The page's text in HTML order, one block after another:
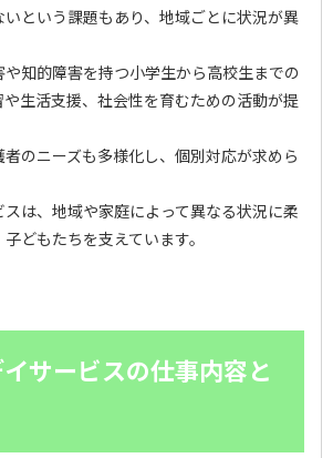
という課題もあり、地域ごとに状況が異
知的障害を持つ小学生から高校生までの
生活支援、社会性を育むための活動が提
のニーズも多様化し、個別対応が求めら
は、地域や家庭によって異なる状況に柔
どもたちを支えています。
サービスの仕事内容と